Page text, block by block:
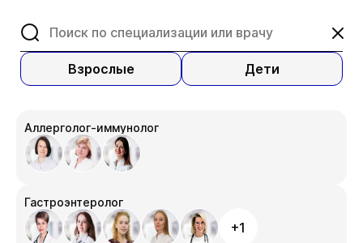
Взрослые Дети
Аллерголог-иммунолог
Гастроэнтеролог
+1